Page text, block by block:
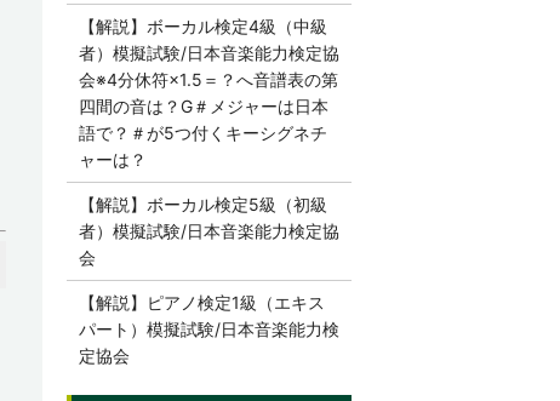
【解説】ボーカル検定4級（中級
者）模擬試験/日本音楽能力検定協
会※4分休符×1.5＝？へ音譜表の第
四間の音は？G＃メジャーは日本
語で？＃が5つ付くキーシグネチ
ャーは？
【解説】ボーカル検定5級（初級
者）模擬試験/日本音楽能力検定協
会
【解説】ピアノ検定1級（エキス
パート）模擬試験/日本音楽能力検
定協会